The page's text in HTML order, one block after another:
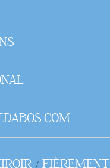
FIÈREMENT